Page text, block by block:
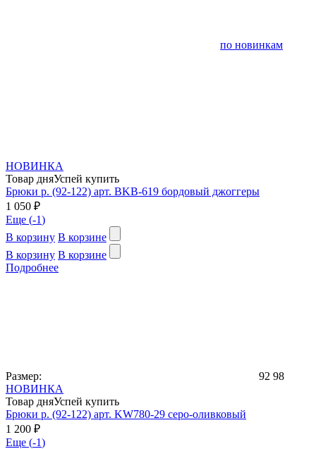
по новинкам
НОВИНКА
Товар дняУспей купить
Брюки р. (92-122) арт. BKB-619 бордовый джоггеры
1 050 ₽
Еще (-1)
В корзину В корзине
В корзину В корзине
Подробнее
Размер: 92 98
НОВИНКА
Товар дняУспей купить
Брюки р. (92-122) арт. KW780-29 серо-оливковый
1 200 ₽
Еще (-1)